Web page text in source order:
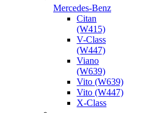
Mercedes-Benz
Citan
(W415)
V-Class
(W447)
Viano
(W639)
Vito (W639)
Vito (W447)
X-Class